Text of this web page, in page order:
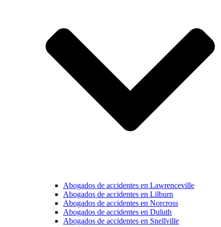
Abogados de accidentes en Lawrenceville
Abogados de accidentes en Lilburn
Abogados de accidentes en Norcross
Abogados de accidentes en Duluth
Abogados de accidentes en Snellville